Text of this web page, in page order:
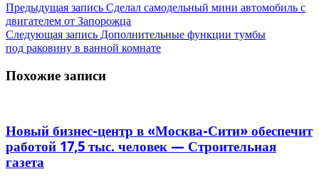
Предыдущая запись Сделал самодельный мини автомобиль с
двигателем от Запорожца
Следующая запись Дополнительные функции тумбы
под раковину в ванной комнате
Похожие записи
Новый бизнес-центр в «Москва-Сити» обеспечит
работой 17,5 тыс. человек — Строительная
газета